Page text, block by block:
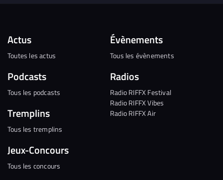
Actus
Toutes les actus
Podcasts
Tous les podcasts
Tremplins
Tous les tremplins
Jeux-Concours
Tous les concours
Évènements
Tous les évènements
Radios
Radio RIFFX Festival
Radio RIFFX Vibes
Radio RIFFX Air